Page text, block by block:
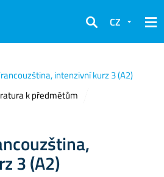
Hledat
CZ
intenzivní kurz 3 (A2)
k předmětům
3 (A2)